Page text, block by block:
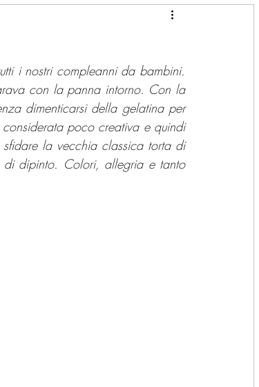
i nostri compleanni da bambini.
con la panna intorno. Con la
dimenticarsi della gelatina per
poco creativa e quindi
la vecchia classica torta di
di dipinto. Colori, allegria e tanto